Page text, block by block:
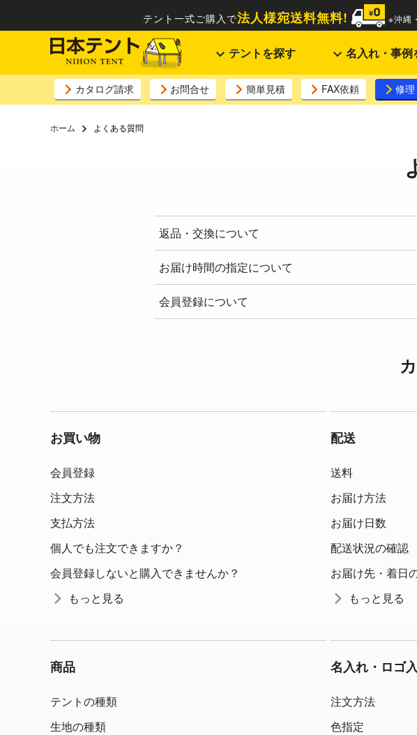
テント一式ご購入で法人様宛送料無料! ※沖縄
テントを探す 名入れ・事例
カタログ請求 お問合せ 簡単見積 FAX依頼 修
ホーム よくある質問
返品・交換について
お届け時間の指定について
会員登録について
お買い物
会員登録
注文方法
支払方法
個人でも注文できますか？
会員登録しないと購入できませんか？
もっと見る
配送
送料
お届け方法
お届け日数
配送状況の確認
お届け先・着日
もっと見る
商品
テントの種類
生地の種類
名入れ・ロゴ
注文方法
色指定